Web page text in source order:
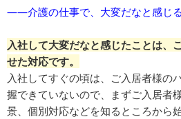
――介護の仕事で、大変だなと感じる
入社して大変だなと感じたことは、
せた対応です。
入社してすぐの頃は、ご入居者様の
握できていないので、まずご入居者
景、個別対応などを知るところから